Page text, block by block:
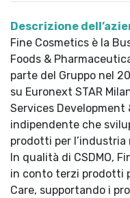
Descrizione
Fine Cosmetics è la
Foods &
parte del Gruppo nel
su Euronext STAR
Services
indipendente che
prodotti per
In qualità di CSDMO,
in conto terzi prodotti
Care, supportando i